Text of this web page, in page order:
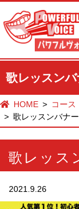
歌レッスン
HOME
コース
歌レッスンバナ
歌レッス
2021.9.26